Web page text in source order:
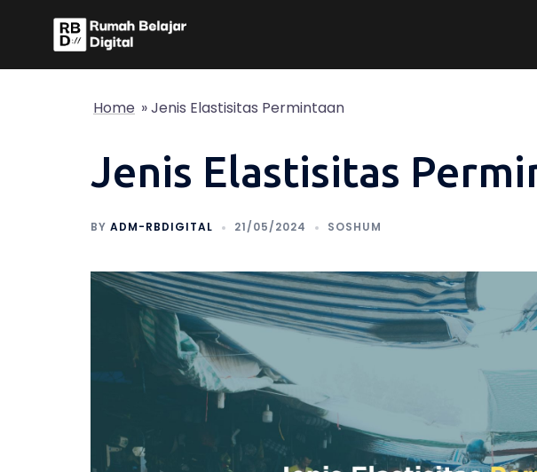
Home »Jenis Elastisitas Permintaan
Jenis Elastisitas
BY ADM-RBDIGITAL 21/05/2024 SOSHUM